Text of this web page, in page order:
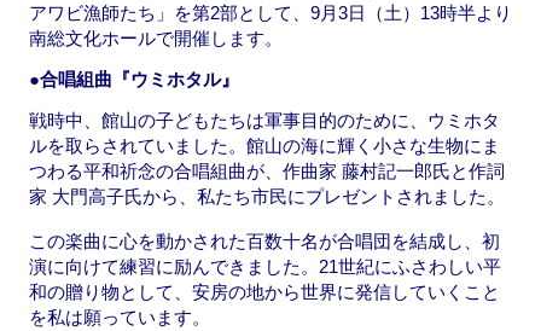
アワビ漁師たち」を第2部として、9月3日（土）13時半より
南総文化ホールで開催します。
●合唱組曲『ウミホタル』
戦時中、館山の子どもたちは軍事目的のために、ウミホタ
ルを取らされていました。館山の海に輝く小さな生物にま
つわる平和祈念の合唱組曲が、作曲家 藤村記一郎氏と作詞
家 大門高子氏から、私たち市民にプレゼントされました。
この楽曲に心を動かされた百数十名が合唱団を結成し、初
演に向けて練習に励んできました。21世紀にふさわしい平
和の贈り物として、安房の地から世界に発信していくこと
を私は願っています。